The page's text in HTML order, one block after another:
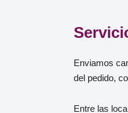
Enviamos
del pedido,
Entre las